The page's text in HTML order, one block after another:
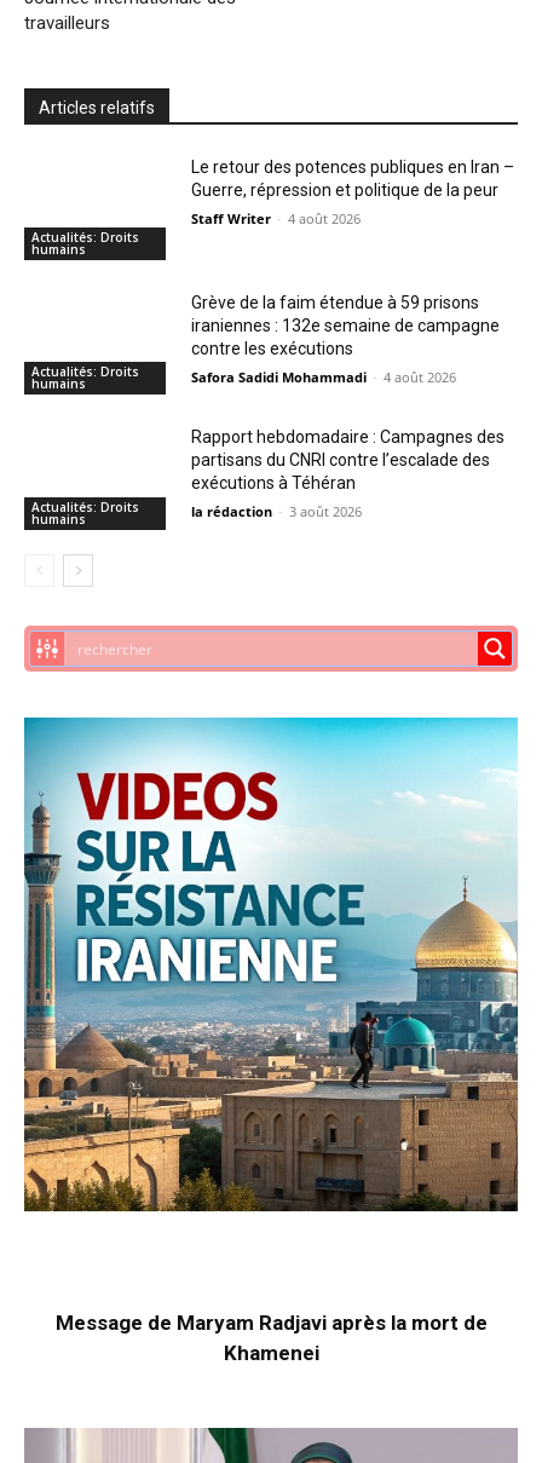
travailleurs
Articles relatifs
Actualités: Droits
humains
Le retour des potences publiques en Iran –
Guerre, répression et politique de la peur
Staff Writer - 4 août 2026
Actualités: Droits
humains
Grève de la faim étendue à 59 prisons
iraniennes : 132e semaine de campagne
contre les exécutions
Safora Sadidi Mohammadi - 4 août 2026
Actualités: Droits
humains
Rapport hebdomadaire : Campagnes des
partisans du CNRI contre l’escalade des
exécutions à Téhéran
la rédaction - 3 août 2026
Message de Maryam Radjavi après la mort de
Khamenei